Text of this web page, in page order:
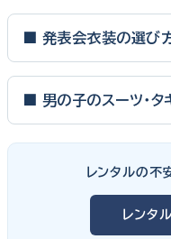
■ 発表会衣装の選び
ピアノ発表会・バイオリン
って特別な一日。元ピア
① サイズは"ジャストフィ
舞台上で最も美しく見え
イズのドレス・スーツです
■ 男の子のスーツ・
向け、スリーピーススーツ
けと、シーンで使い分ける
ツ・タキシード一覧
レンタルの不
レンタ